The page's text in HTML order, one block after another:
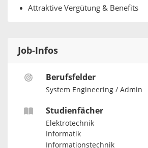
Attraktive Vergütung & Benefits
Job-Infos
Berufsfelder
System Engineering / Admin
Studienfächer
Elektrotechnik
Informatik
Informationstechnik